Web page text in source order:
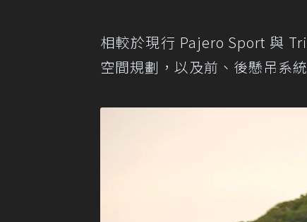
相較於現行 Pajero Sport 與
空間規劃，以及前、後懸吊系